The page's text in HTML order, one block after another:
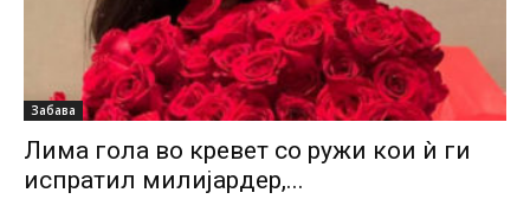
Забава
Лима гола во кревет со ружи кои ѝ ги
испратил милијардер,...